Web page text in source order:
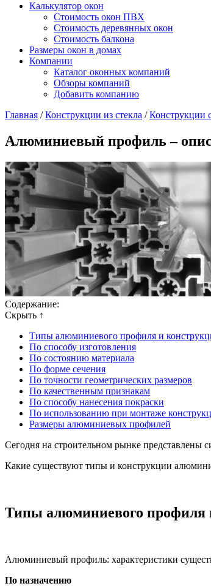
Калькулятор окон
Стоимость окон ПВХ
Стоимость деревянных окон
Стоимость балкона
Размеры окон в домах
Компании
Каталог оконных компаний
Обзоры компаний
Добавить компанию
Главная /Конструкции из стекла /Конструкции
Алюминиевый профиль –
Содержание:
Скрыть ↑
Типы алюминиевого профиля и
По способу изготовления
По состоянию материала
По форме сечения
По точности геометрических размеров
По качественным признакам
По способу нанесения покраски
По использованию при монтаже
Размеры алюминиевых профилей
Сегодня на строительном рынке
Какие существуют типы и конструкции
Типы алюминиевого профиля
Алюминиевый профиль: характеристики
По назначению